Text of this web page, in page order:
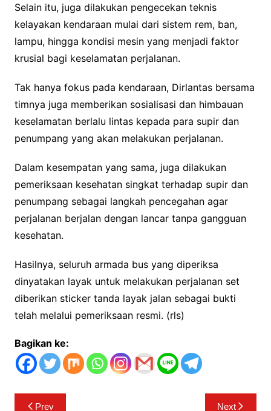
Selain itu, juga dilakukan pengecekan teknis
kelayakan kendaraan mulai dari sistem rem, ban,
lampu, hingga kondisi mesin yang menjadi faktor
krusial bagi keselamatan perjalanan.
Tak hanya fokus pada kendaraan, Dirlantas bersama
timnya juga memberikan sosialisasi dan himbauan
keselamatan berlalu lintas kepada para supir dan
penumpang yang akan melakukan perjalanan.
Dalam kesempatan yang sama, juga dilakukan
pemeriksaan kesehatan singkat terhadap supir dan
penumpang sebagai langkah pencegahan agar
perjalanan berjalan dengan lancar tanpa gangguan
kesehatan.
Hasilnya, seluruh armada bus yang diperiksa
dinyatakan layak untuk melakukan perjalanan set
diberikan sticker tanda layak jalan sebagai bukti
telah melalui pemeriksaan resmi. (rls)
Bagikan ke:
Navigasi
Prev Next